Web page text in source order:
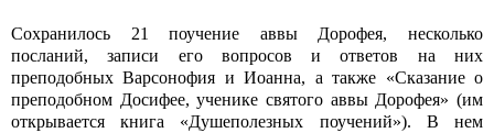
Сохранилось 21 поучение аввы Дорофея, несколько
посланий, записи его вопросов и ответов на них
преподобных Варсонофия и Иоанна, а также «Сказание о
преподобном Досифее, ученике святого аввы Дорофея» (им
открывается книга «Душеполезных поучений»). В нем